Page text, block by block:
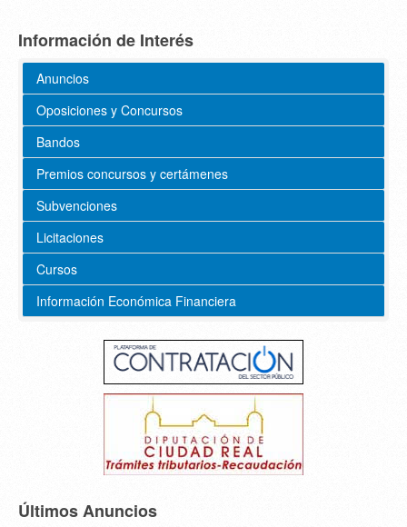
Información de Interés
Anuncios
Oposiciones y Concursos
Bandos
Premios concursos y certámenes
Subvenciones
Licitaciones
Cursos
Información Económica Financiera
Últimos Anuncios